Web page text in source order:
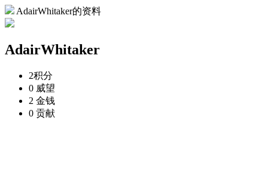
AdairWhitaker的资料
AdairWhitaker
2积分
0 威望
2 金钱
0 贡献